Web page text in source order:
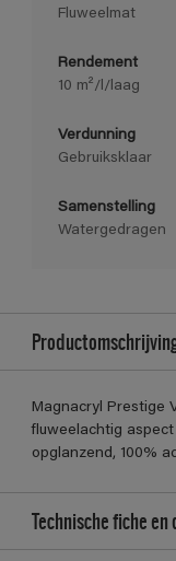
Fluweelmat
Rendement
10 m²/l/laag
Verdunning
Gebruiksklaar
Samenstelling
Watergedragen
Magnacryl Prestige
fluweelachtig
opglanzend, 100%
Technische fiche